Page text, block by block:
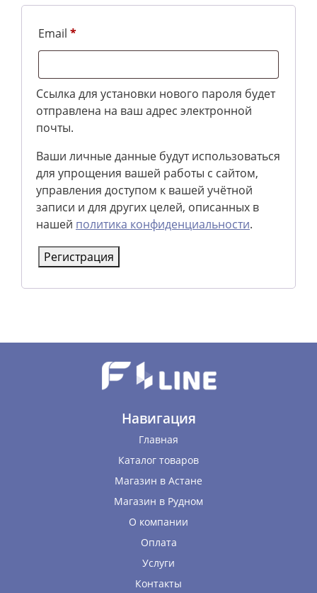
Email *Обязательно
Ссылка для установки нового пароля будет
отправлена ​​на ваш адрес электронной
почты.
Ваши личные данные будут использоваться
для упрощения вашей работы с сайтом,
управления доступом к вашей учётной
записи и для других целей, описанных в
нашей политика конфиденциальности.
Регистрация
Навигация
Главная
Каталог товаров
Магазин в Астане
Магазин в Рудном
О компании
Оплата
Услуги
Контакты